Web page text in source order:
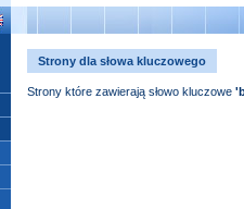
Strony dla słowa kluczowego
Strony które zawierają słowo kluczowe